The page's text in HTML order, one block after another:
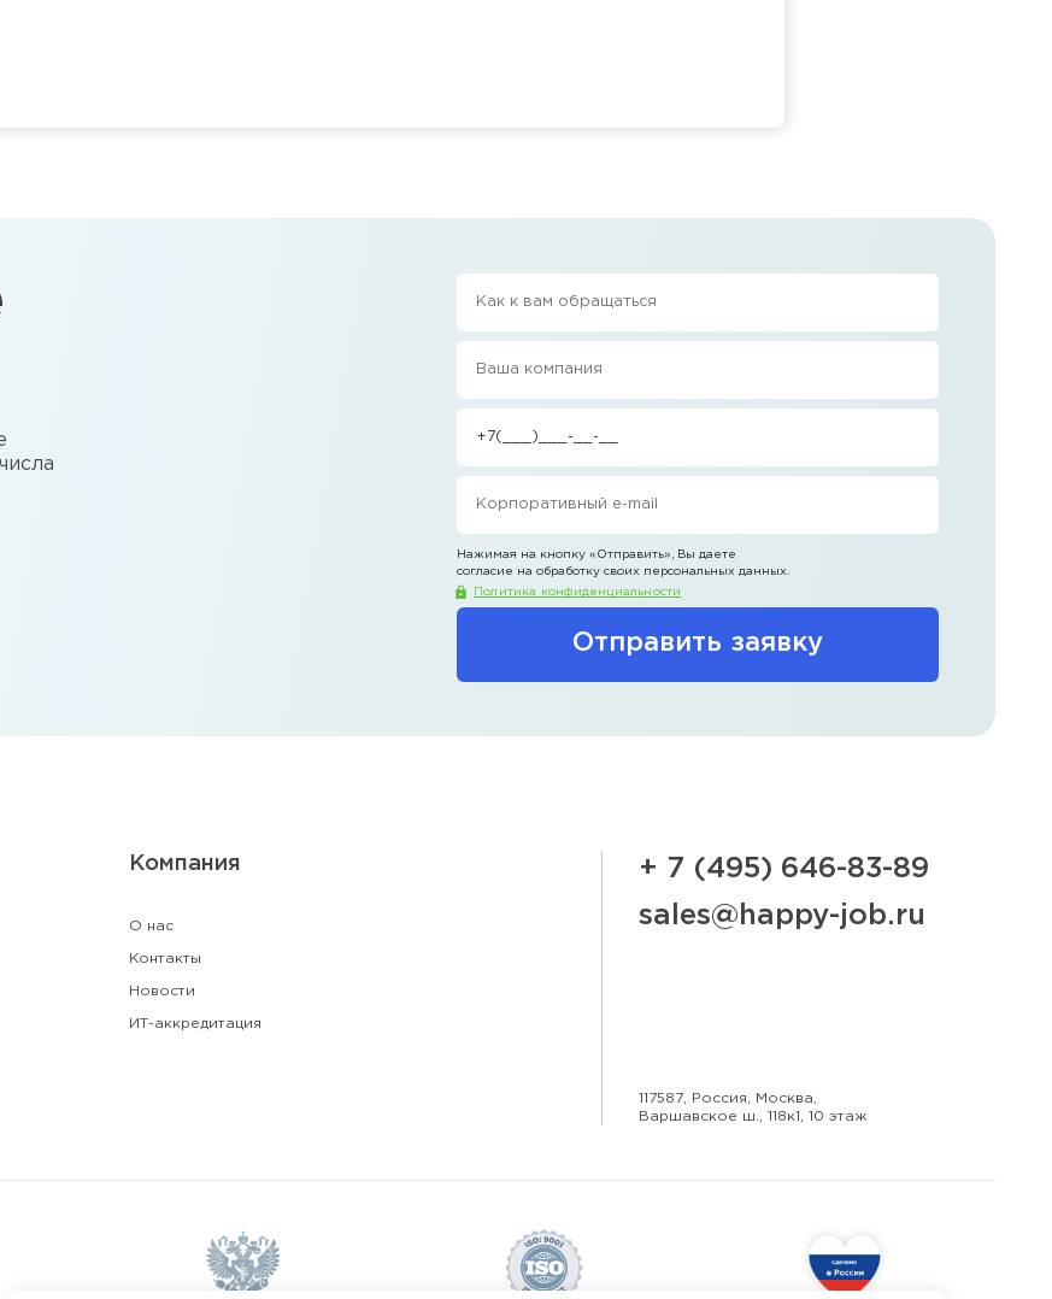
Отправить заявку
Нажимая на кнопку «Отправить» , Вы даете
согласие на обработку своих персональных данных.
Политика конфиденциальности
Компания
О нас
Контакты
Новости
ИТ-аккредитация
+ 7 (495) 646-83-89
sales@happy-job.ru
117587, Россия, Москва,
Варшавское ш., 118к1, 10 этаж